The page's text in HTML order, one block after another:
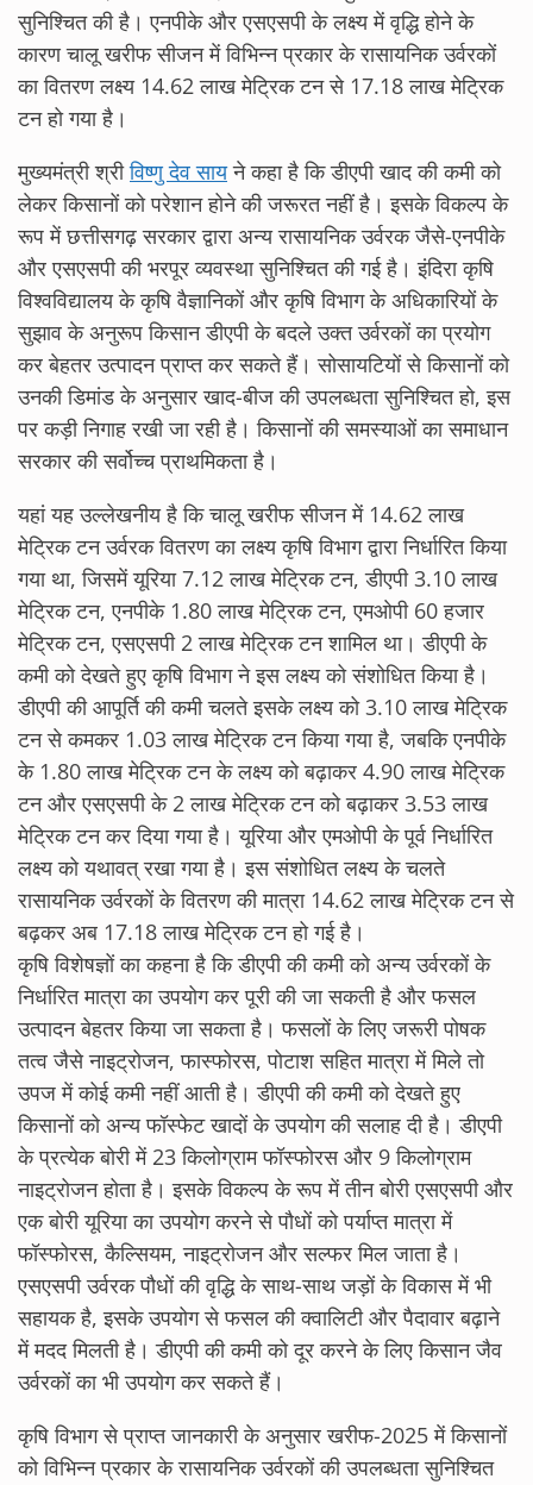
सुनिश्चित की है। एनपीके और एसएसपी के लक्ष्य में वृद्धि होने के
कारण चालू खरीफ सीजन में विभिन्न प्रकार के रासायनिक उर्वरकों
का वितरण लक्ष्य 14.62 लाख मेट्रिक टन से 17.18 लाख मेट्रिक
टन हो गया है।
मुख्यमंत्री श्रीविष्णु देव सायने कहा है कि डीएपी खाद की कमी को
लेकर किसानों को परेशान होने की जरूरत नहीं है। इसके विकल्प के
रूप में छत्तीसगढ़ सरकार द्वारा अन्य रासायनिक उर्वरक जैसे-एनपीके
और एसएसपी की भरपूर व्यवस्था सुनिश्चित की गई है। इंदिरा कृषि
विश्वविद्यालय के कृषि वैज्ञानिकों और कृषि विभाग के अधिकारियों के
सुझाव के अनुरूप किसान डीएपी के बदले उक्त उर्वरकों का प्रयोग
कर बेहतर उत्पादन प्राप्त कर सकते हैं। सोसायटियों से किसानों को
उनकी डिमांड के अनुसार खाद-बीज की उपलब्धता सुनिश्चित हो, इस
पर कड़ी निगाह रखी जा रही है। किसानों की समस्याओं का समाधान
सरकार की सर्वोच्च प्राथमिकता है।
यहां यह उल्लेखनीय है कि चालू खरीफ सीजन में 14.62 लाख
मेट्रिक टन उर्वरक वितरण का लक्ष्य कृषि विभाग द्वारा निर्धारित किया
गया था, जिसमें यूरिया 7.12 लाख मेट्रिक टन, डीएपी 3.10 लाख
मेट्रिक टन, एनपीके 1.80 लाख मेट्रिक टन, एमओपी 60 हजार
मेट्रिक टन, एसएसपी 2 लाख मेट्रिक टन शामिल था। डीएपी के
कमी को देखते हुए कृषि विभाग ने इस लक्ष्य को संशोधित किया है।
डीएपी की आपूर्ति की कमी चलते इसके लक्ष्य को 3.10 लाख मेट्रिक
टन से कमकर 1.03 लाख मेट्रिक टन किया गया है, जबकि एनपीके
के 1.80 लाख मेट्रिक टन के लक्ष्य को बढ़ाकर 4.90 लाख मेट्रिक
टन और एसएसपी के 2 लाख मेट्रिक टन को बढ़ाकर 3.53 लाख
मेट्रिक टन कर दिया गया है। यूरिया और एमओपी के पूर्व निर्धारित
लक्ष्य को यथावत् रखा गया है। इस संशोधित लक्ष्य के चलते
रासायनिक उर्वरकों के वितरण की मात्रा 14.62 लाख मेट्रिक टन से
बढ़कर अब 17.18 लाख मेट्रिक टन हो गई है।
कृषि विशेषज्ञों का कहना है कि डीएपी की कमी को अन्य उर्वरकों के
निर्धारित मात्रा का उपयोग कर पूरी की जा सकती है और फसल
उत्पादन बेहतर किया जा सकता है। फसलों के लिए जरूरी पोषक
तत्व जैसे नाइट्रोजन, फास्फोरस, पोटाश सहित मात्रा में मिले तो
उपज में कोई कमी नहीं आती है। डीएपी की कमी को देखते हुए
किसानों को अन्य फॉस्फेट खादों के उपयोग की सलाह दी है। डीएपी
के प्रत्येक बोरी में 23 किलोग्राम फॉस्फोरस और 9 किलोग्राम
नाइट्रोजन होता है। इसके विकल्प के रूप में तीन बोरी एसएसपी और
एक बोरी यूरिया का उपयोग करने से पौधों को पर्याप्त मात्रा में
फॉस्फोरस, कैल्सियम, नाइट्रोजन और सल्फर मिल जाता है।
एसएसपी उर्वरक पौधों की वृद्धि के साथ-साथ जड़ों के विकास में भी
सहायक है, इसके उपयोग से फसल की क्वालिटी और पैदावार बढ़ाने
में मदद मिलती है। डीएपी की कमी को दूर करने के लिए किसान जैव
उर्वरकों का भी उपयोग कर सकते हैं।
कृषि विभाग से प्राप्त जानकारी के अनुसार खरीफ-2025 में किसानों
को विभिन्न प्रकार के रासायनिक उर्वरकों की उपलब्धता सुनिश्चित